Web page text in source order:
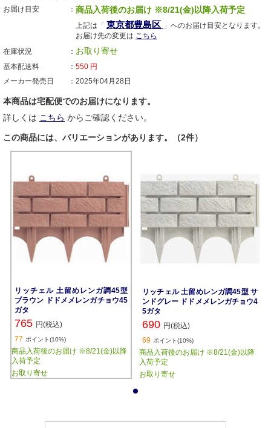
お届け目安
商品入荷後のお届け ※8/21(金)以降入荷予定
上記は「 東京都豊島区 」へのお届け目安となります。
お届け先の変更は こちら
在庫状況
お取り寄せ
基本配送料 550 円
メーカー発売日
2025年04月28日
本商品は宅配便でのお届けになります。
詳しくは こちら からご確認ください。
この商品には、バリエーションがあります。（2件）
リッチェル 土留めレンガ調45型
ブラウン ドドメメレンガチョウ45
ガタ
765 円(税込)
77 ポイント(10%)
商品入荷後のお届け ※8/21(金)以降
入荷予定
お取り寄せ
リッチェル 土留めレンガ調45型 サ
ンドグレー ドドメメレンガチョウ4
5ガタ
690 円(税込)
69 ポイント(10%)
商品入荷後のお届け ※8/21(金)以降
入荷予定
お取り寄せ